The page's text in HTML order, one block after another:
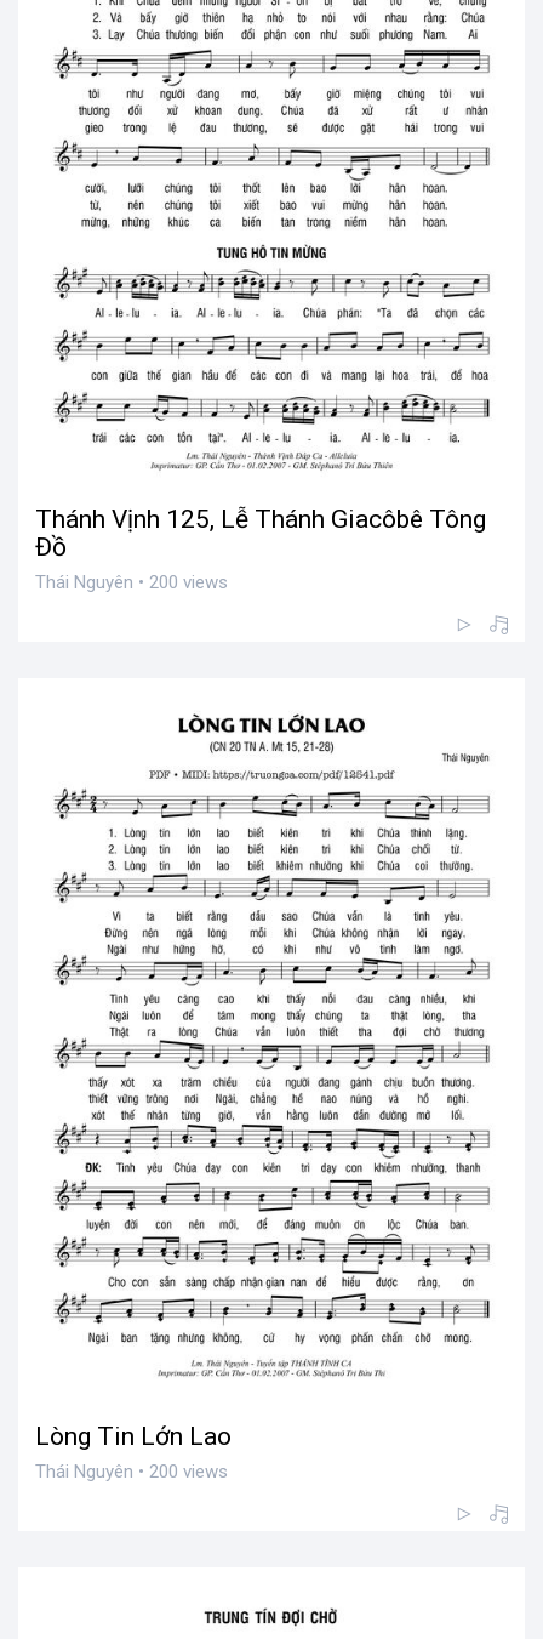
Thánh Vịnh 125, Lễ Thánh Giacôbê Tông
Đồ
Thái Nguyên • 200 views
Lòng Tin Lớn Lao
Thái Nguyên • 200 views